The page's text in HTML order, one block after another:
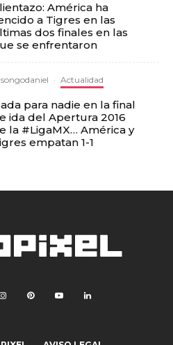
América ha
a Tigres en las
dos finales en las
se enfrentaron
· Actualidad
para nadie en la final
ida del Apertura 2016
la #LigaMX… América y
empatan 1-1